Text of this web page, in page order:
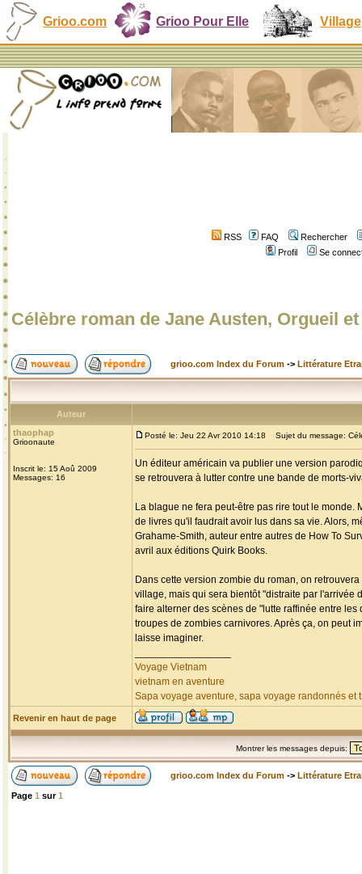
Grioo.com Grioo Pour Elle Village
RSS FAQ
Rechercher
Profil
Se
Célèbre roman de Jane Austen, Orgueil
grioo.com Index du Forum -> Littérature
Auteur
thaophap
Grioonaute
Inscrit le: 15 Aoû 2009
Messages: 16
Posté le: Jeu 22 Avr 2010 14:18 Sujet du message:
Un éditeur américain va publier une version
se retrouvera à lutter contre une bande de morts-
La blague ne fera peut-être pas rire tout le
de livres qu'il faudrait avoir lus dans sa vie. Alors,
Grahame-Smith, auteur entre autres de How To
avril aux éditions Quirk Books.
Dans cette version zombie du roman, on
village, mais qui sera bientôt "distraite par l'arrivée
faire alterner des scènes de "lutte raffinée entre
troupes de zombies carnivores. Après ça, on peut
laisse imaginer.
Voyage Vietnam
vietnam en aventure
Sapa voyage aventure, sapa voyage randonnés et
Revenir en haut de page
Montrer les messages depuis:
grioo.com Index du Forum -> Littérature
Page 1 sur1